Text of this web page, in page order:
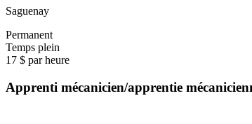
Saguenay
Permanent
Temps plein
17 $ par heure
Apprenti mécanicien/apprentie